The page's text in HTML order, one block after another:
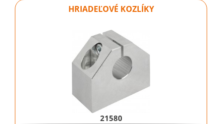
HRIADEĽOVÉ KOZLÍKY
21580